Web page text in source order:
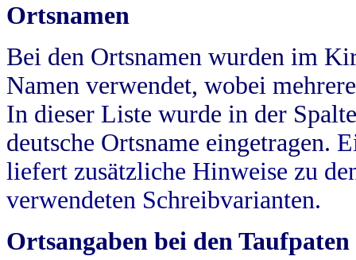
Ortsnamen
Bei den Ortsnamen wurden im
Namen verwendet, wobei
In dieser Liste wurde in der
deutsche Ortsname eingetragen.
liefert zusätzliche Hinweise zu
verwendeten Schreibvarianten.
Ortsangaben bei den Taufpaten